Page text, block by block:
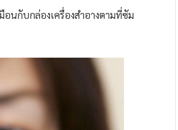
นกับกล่องเครื่องสำอางตามที่ซัม